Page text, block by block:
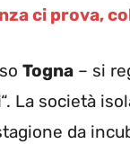
ci prova,
Togna – si
“. La società
da